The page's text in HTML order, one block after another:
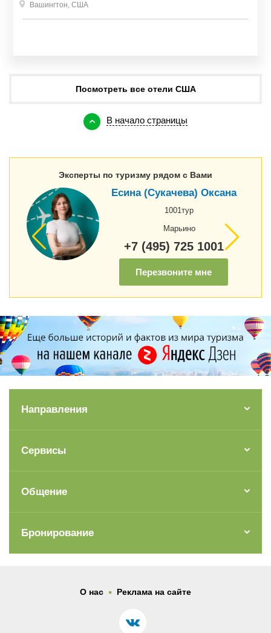
Вашингтон, США
Посмотреть все отели США
В начало страницы
Эксперты по туризму рядом с Вами
Есина (Сукачева) Оксана
1001тур
Марьино
+7 (495) 725 1001
Перезвоните мне
Направления
Сервисы
Общение
Бронирование
О нас . Реклама на сайте